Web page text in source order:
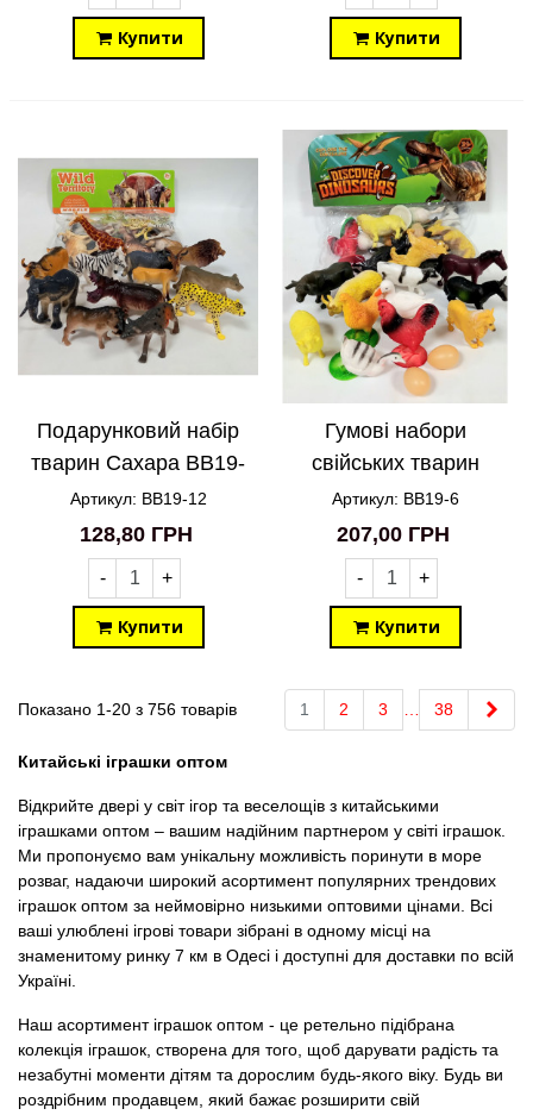
Купити Купити
Подарунковий набір
тварин Сахара BB19-
12
Артикул: BB19-12
128,80 ГРН
- +
Купити
Гумові набори
свійських тварин
BB19-6
Артикул: BB19-6
207,00 ГРН
- +
Купити
Показано 1-20 з 756 товарів 1 2 3 … 38
Китайські іграшки оптом
Відкрийте двері у світ ігор та веселощів з китайськими
іграшками оптом – вашим надійним партнером у світі іграшок.
Ми пропонуємо вам унікальну можливість поринути в море
розваг, надаючи широкий асортимент популярних трендових
іграшок оптом за неймовірно низькими оптовими цінами. Всі
ваші улюблені ігрові товари зібрані в одному місці на
знаменитому ринку 7 км в Одесі і доступні для доставки по всій
Україні.
Наш асортимент іграшок оптом - це ретельно підібрана
колекція іграшок, створена для того, щоб дарувати радість та
незабутні моменти дітям та дорослим будь-якого віку. Будь ви
роздрібним продавцем, який бажає розширити свій